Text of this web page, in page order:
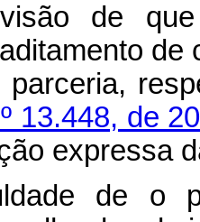
de que
parceria,
13.448, de
expressa
de o